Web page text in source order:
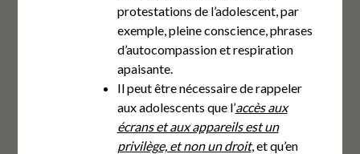
protestations de l’adolescent, par
exemple, pleine conscience, phrases
d’autocompassion et respiration
apaisante.
Il peut être nécessaire de rappeler
aux adolescents que l’accès aux
écrans et aux appareils est un
privilège, et non un droit, et qu’en